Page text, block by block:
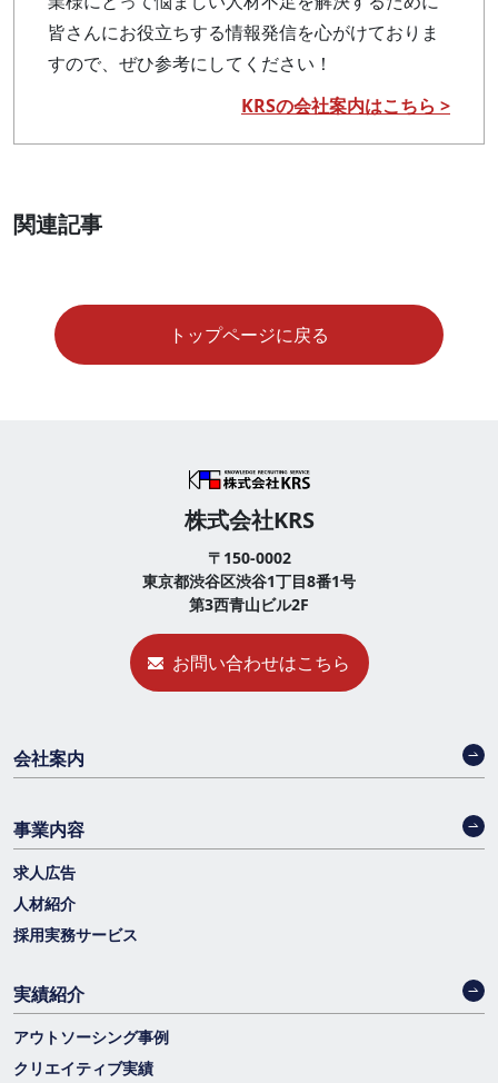
皆さんにお役立ちする情報発信を心がけておりま
すので、ぜひ参考にしてください！
KRSの会社案内はこちら >
関連記事
トップページに戻る
株式会社KRS
〒150-0002
東京都渋谷区渋谷1丁目8番1号
第3西青山ビル2F
お問い合わせはこちら
会社案内
事業内容
求人広告
人材紹介
採用実務サービス
実績紹介
アウトソーシング事例
クリエイティブ実績